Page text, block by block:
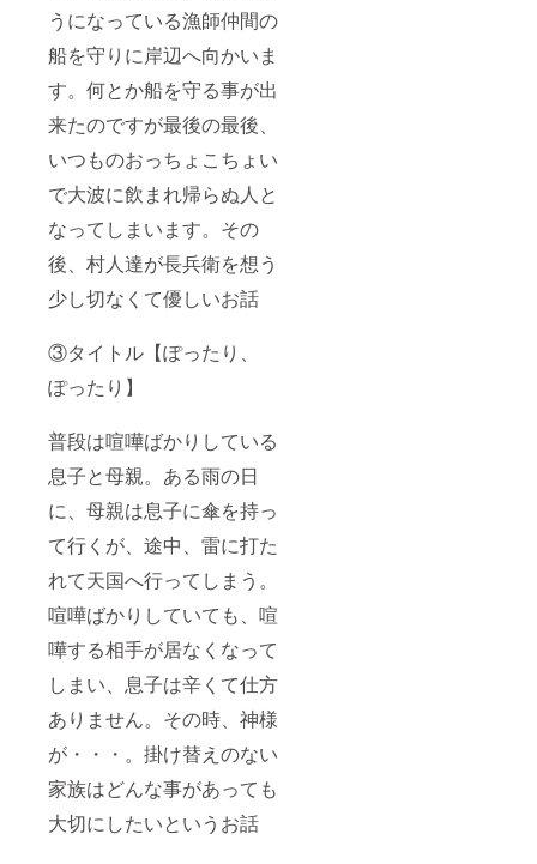
うになっている漁師仲間の
船を守りに岸辺へ向かいま
す。何とか船を守る事が出
来たのですが最後の最後、
いつものおっちょこちょい
で大波に飲まれ帰らぬ人と
なってしまいます。その
後、村人達が長兵衛を想う
少し切なくて優しいお話
③タイトル【ぽったり、
ぽったり】
普段は喧嘩ばかりしている
息子と母親。ある雨の日
に、母親は息子に傘を持っ
て行くが、途中、雷に打た
れて天国へ行ってしまう。
喧嘩ばかりしていても、喧
嘩する相手が居なくなって
しまい、息子は辛くて仕方
ありません。その時、神様
が・・・。掛け替えのない
家族はどんな事があっても
大切にしたいというお話